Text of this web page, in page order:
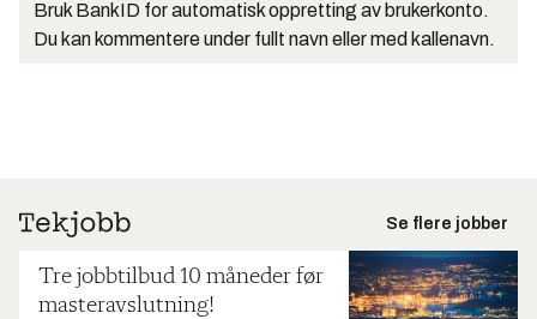
Bruk BankID for automatisk oppretting av brukerkonto.
Du kan kommentere under fullt navn eller med kallenavn.
Se flere jobber
Tre jobbtilbud 10 måneder før
masteravslutning!